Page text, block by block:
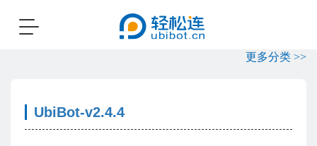
Toggle
更多分类 >>
UbiBot-v2.4.4